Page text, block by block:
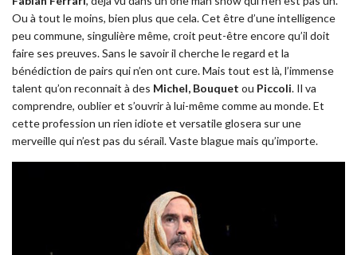
Ou à tout le moins, bien plus que cela. Cet être d’une intelligence
peu commune, singulière même, croit peut-être encore qu’il doit
faire ses preuves. Sans le savoir il cherche le regard et la
bénédiction de pairs qui n’en ont cure. Mais tout est là, l’immense
talent qu’on reconnait à des Michel, Bouquet ou Piccoli. Il va
comprendre, oublier et s’ouvrir à lui-même comme au monde. Et
cette profession un rien idiote et versatile glosera sur une
merveille qui n’est pas du sérail. Vaste blague mais qu’importe.